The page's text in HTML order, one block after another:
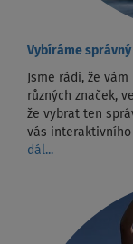
Vybíráme
Jsme rádi, že
různých značek,
že vybrat ten
vás interaktivního
dál...